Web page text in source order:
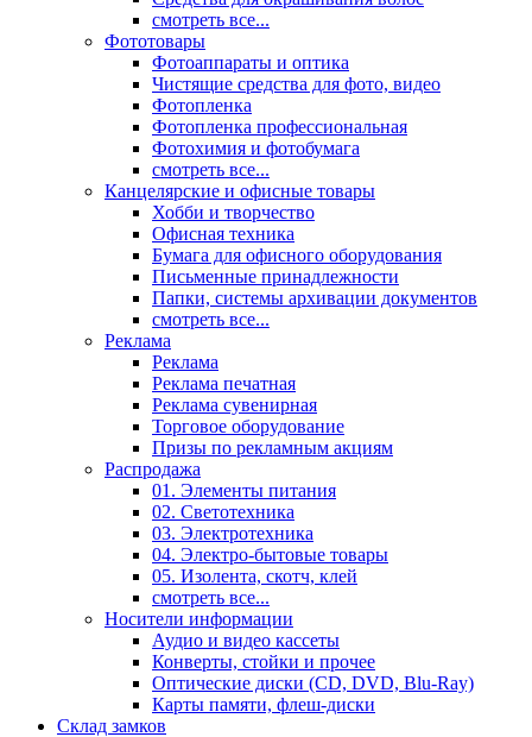
смотреть все...
Фототовары
Фотоаппараты и оптика
Чистящие средства для фото, видео
Фотопленка
Фотопленка профессиональная
Фотохимия и фотобумага
смотреть все...
Канцелярские и офисные товары
Хобби и творчество
Офисная техника
Бумага для офисного оборудования
Письменные принадлежности
Папки, системы архивации документов
смотреть все...
Реклама
Реклама
Реклама печатная
Реклама сувенирная
Торговое оборудование
Призы по рекламным акциям
Распродажа
01. Элементы питания
02. Светотехника
03. Электротехника
04. Электро-бытовые товары
05. Изолента, скотч, клей
смотреть все...
Носители информации
Аудио и видео кассеты
Конверты, стойки и прочее
Оптические диски (CD, DVD, Blu-Ray)
Карты памяти, флеш-диски
Склад замков